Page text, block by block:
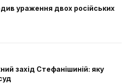
ураження двох російських
захід Стефанішиній: яку